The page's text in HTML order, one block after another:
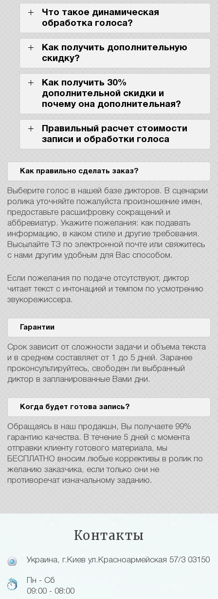
Что такое динамическая
обработка голоса?
Как получить дополнительную
скидку?
Как получить 30%
дополнительной скидки и
почему она дополнительная?
Правильный расчет стоимости
записи и обработки голоса
Как правильно сделать заказ?
Выберите голос в нашей базе дикторов. В сценарии
ролика уточняйте пожалуйста произношение имен,
предоставьте расшифровку сокращений и
аббревиатур. Укажите пожелания: как подавать
информацию, в каком стиле и другие требования.
Высылайте ТЗ по электронной почте или свяжитесь
с нами другим удобным для Вас способом.
Если пожелания по подаче отсутствуют, диктор
читает текст с интонацией и темпом по усмотрению
звукорежиссера.
Гарантии
Срок зависит от сложности задачи и объема текста
и в среднем составляет от 1 до 5 дней. Заранее
проконсультируйтесь, свободен ли выбранный
диктор в запланированные Вами дни.
Когда будет готова запись?
Обращаясь в наш продакшн, Вы получаете 99%
гарантию качества. В течение 5 дней с момента
отправки клиенту готового материала, мы
БЕСПЛАТНО вносим любые коррективы в ролик по
желанию заказчика, если только они не
противоречат изначальному заданию.
Контакты
Украина, г.Киев ул.Красноармейская 57/3 03150
Пн - Сб
09:00 - 08:00